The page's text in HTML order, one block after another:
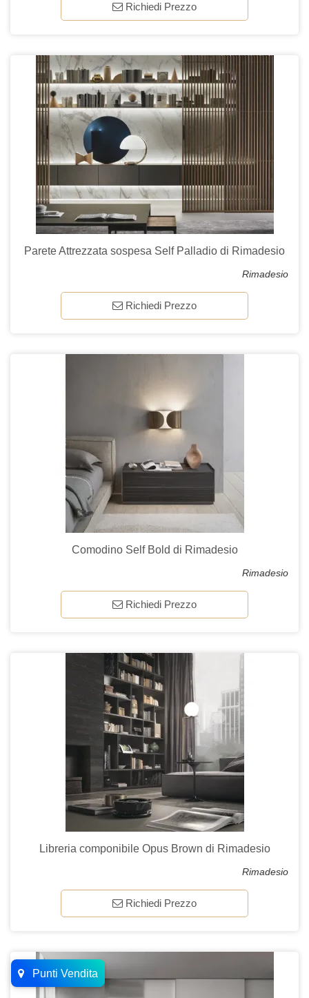
Richiedi Prezzo
Parete Attrezzata sospesa Self Palladio di Rimadesio
Rimadesio
Richiedi Prezzo
Comodino Self Bold di Rimadesio
Rimadesio
Richiedi Prezzo
Libreria componibile Opus Brown di Rimadesio
Rimadesio
Richiedi Prezzo
Punti Vendita